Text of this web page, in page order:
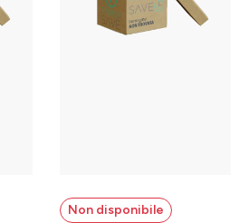
Non disponibile